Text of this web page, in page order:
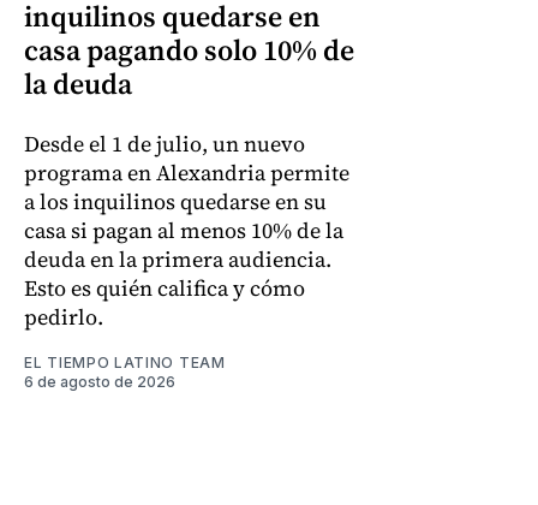
inquilinos quedarse en
casa pagando solo 10% de
la deuda
Desde el 1 de julio, un nuevo
programa en Alexandria permite
a los inquilinos quedarse en su
casa si pagan al menos 10% de la
deuda en la primera audiencia.
Esto es quién califica y cómo
pedirlo.
EL TIEMPO LATINO TEAM
6 de agosto de 2026